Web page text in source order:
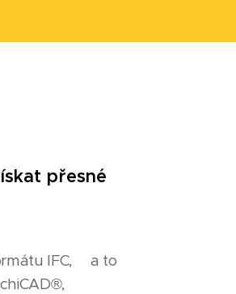
přesné
IFC, a to